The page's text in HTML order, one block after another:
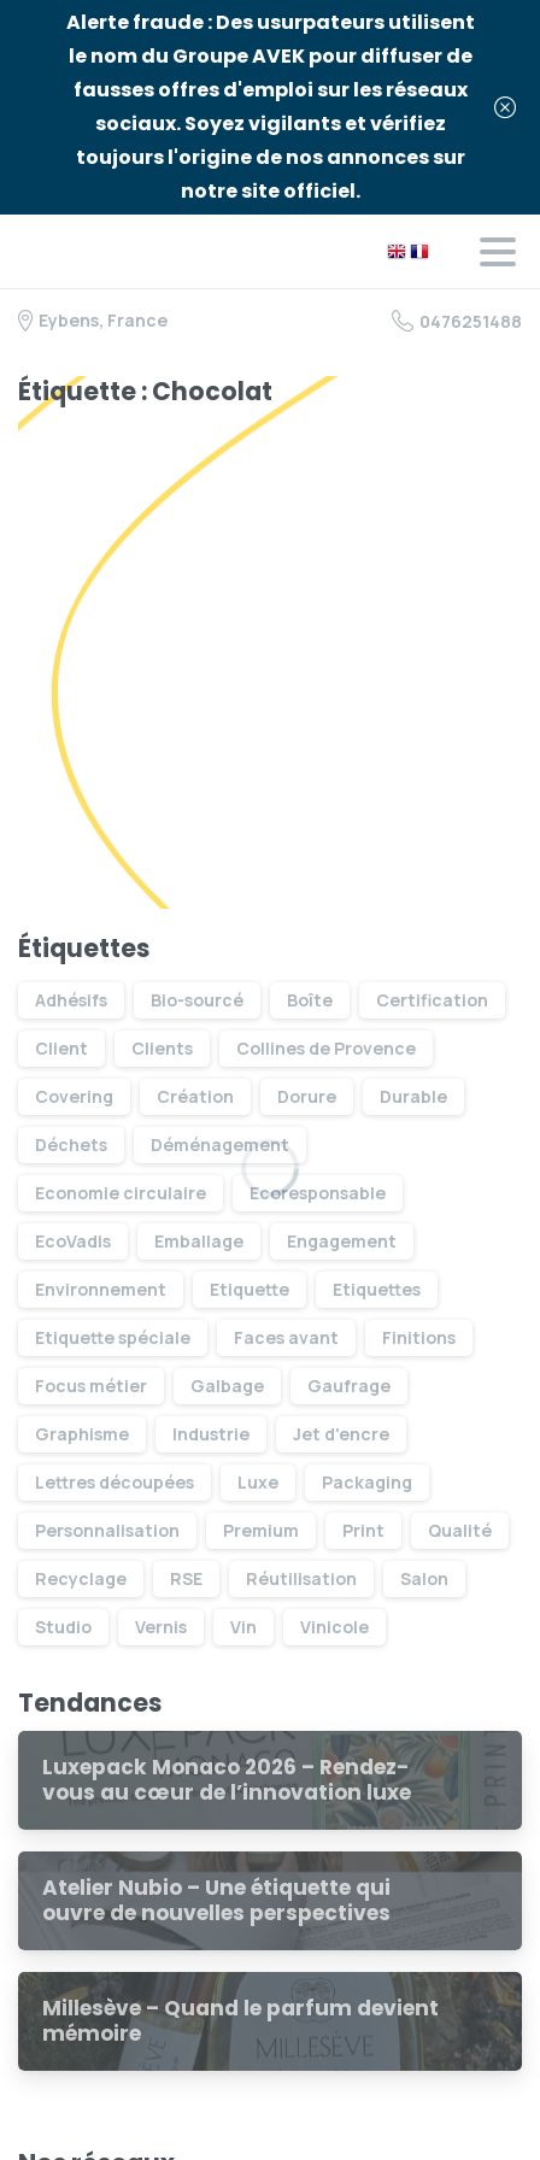
Alerte fraude : Des usurpateurs utilisent
le nom du Groupe AVEK pour diffuser de
fausses offres d'emploi sur les réseaux
sociaux. Soyez vigilants et vérifiez
toujours l'origine de nos annonces sur
notre site officiel.
Eybens, France 0476251488
Étiquette :Chocolat
Étiquettes
Adhésifs Bio-sourcé Boîte Certification
Client Clients Collines de Provence
Covering Création Dorure Durable
Déchets Déménagement
Economie circulaire Ecoresponsable
EcoVadis Emballage Engagement
Environnement Etiquette Etiquettes
Etiquette spéciale Faces avant Finitions
Focus métier Galbage Gaufrage
Graphisme Industrie Jet d'encre
Lettres découpées Luxe Packaging
Personnalisation Premium Print Qualité
Recyclage RSE Réutilisation Salon
Studio Vernis Vin Vinicole
Tendances
Luxepack Monaco 2026 – Rendez-
vous au cœur de l’innovation luxe
Atelier Nubio – Une étiquette qui
ouvre de nouvelles perspectives
Millesève – Quand le parfum devient
mémoire
Savoir faire
Le groupe